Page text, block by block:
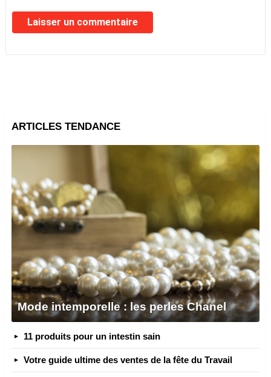
ARTICLES TENDANCE
Mode intemporelle : les perles Chanel
11 produits pour un intestin sain
Votre guide ultime des ventes de la fête du Travail